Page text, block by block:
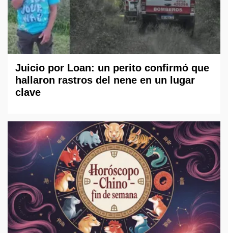
Juicio por Loan: un perito confirmó que
hallaron rastros del nene en un lugar
clave